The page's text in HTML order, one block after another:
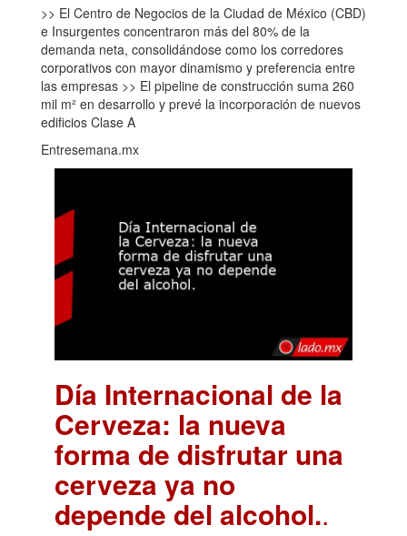
>> El Centro de Negocios de la Ciudad de México (CBD)
e Insurgentes concentraron más del 80% de la
demanda neta, consolidándose como los corredores
corporativos con mayor dinamismo y preferencia entre
las empresas >> El pipeline de construcción suma 260
mil m² en desarrollo y prevé la incorporación de nuevos
edificios Clase A
Entresemana.mx
Día Internacional de la
Cerveza: la nueva
forma de disfrutar una
cerveza ya no
depende del alcohol..